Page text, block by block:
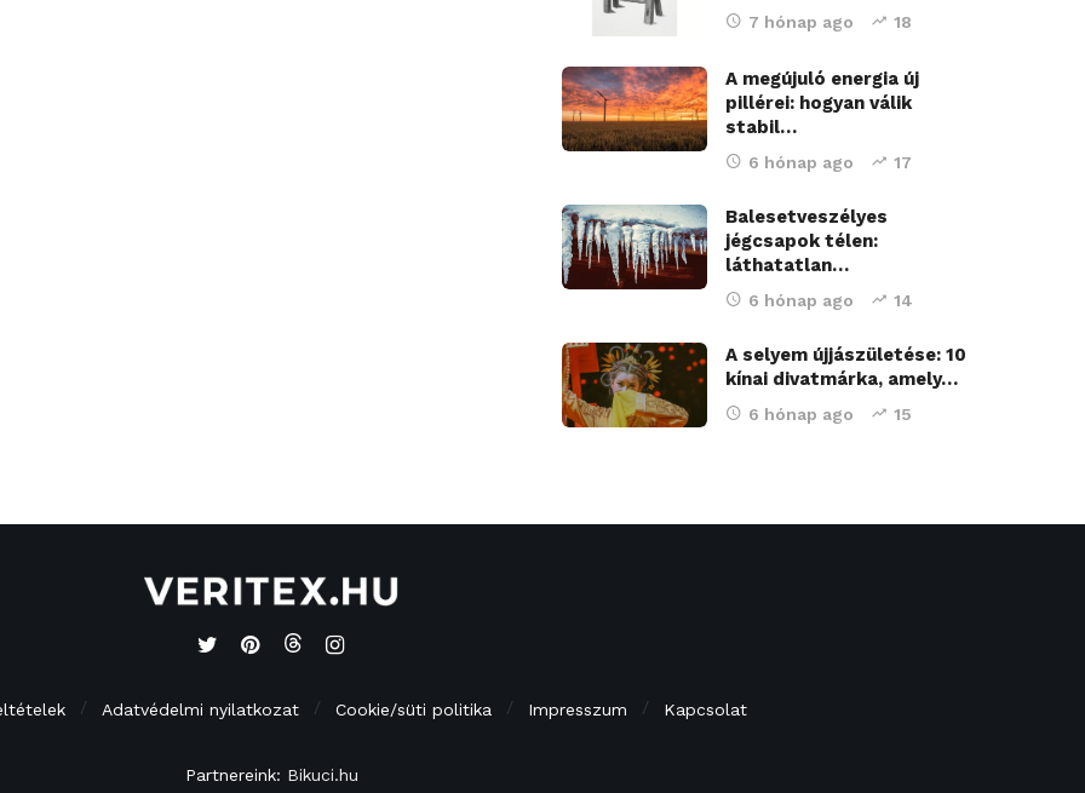
7 hónap ago 18
A megújuló energia új
pillérei: hogyan válik
stabil…
6 hónap ago 17
Balesetveszélyes
jégcsapok télen:
láthatatlan…
6 hónap ago 14
A selyem újjászületése: 10
kínai divatmárka, amely…
6 hónap ago 15
Adatvédelmi nyilatkozat Cookie/süti politika Impresszum Kapcsolat
Partnereink: Bikuci.hu